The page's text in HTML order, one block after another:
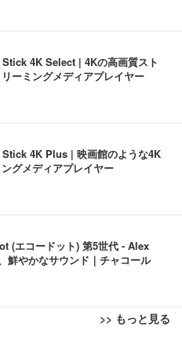
4K Select | 4Kの高画質スト
ーミングメディアプレイヤー
4K Plus | 映画館のような4K
グメディアプレイヤー
(エコードット) 第5世代 - Alex
鮮やかなサウンド｜チャコール
>> もっと見る